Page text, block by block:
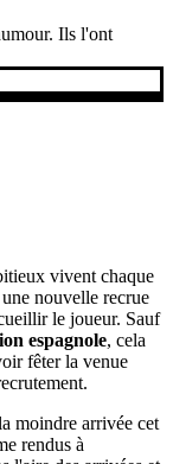
Ils l'ont
vivent chaque
nouvelle recrue
le joueur. Sauf
espagnole, cela
fêter la venue
moindre arrivée cet
rendus à